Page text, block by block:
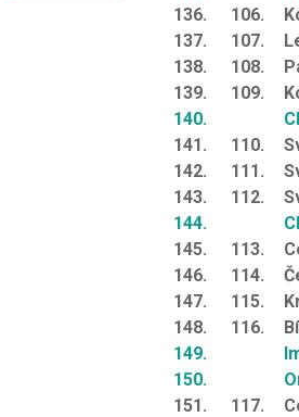
136.
137.
138.
139.
140.
141.
142.
143.
144.
145.
146.
147.
148.
149.
150.
151.
106.
107.
108.
109.
110.
111.
112.
113.
114.
115.
116.
117.